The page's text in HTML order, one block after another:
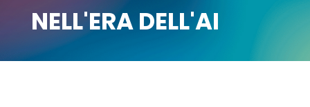
NELL'ERA DELL'AI